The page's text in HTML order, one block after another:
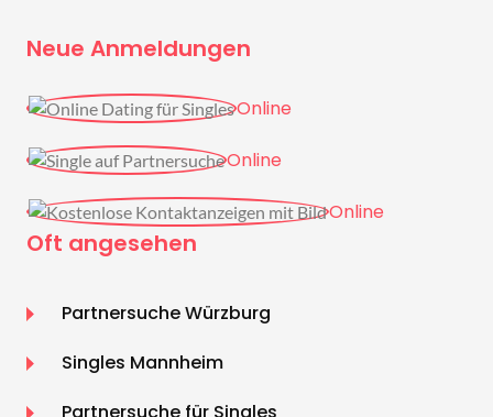
Neue Anmeldungen
Online
Online
Online
Oft angesehen
Partnersuche Würzburg
Singles Mannheim